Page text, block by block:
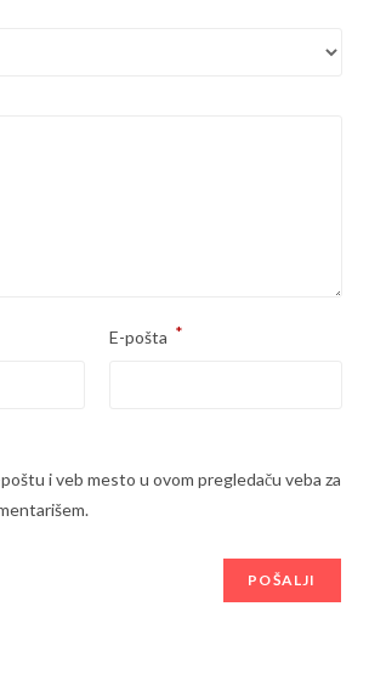
E-pošta *
i veb mesto u ovom pregledaču veba za